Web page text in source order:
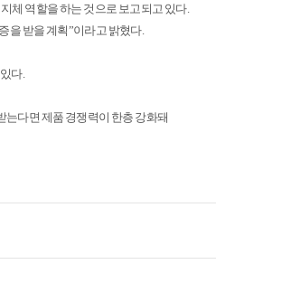
체 역할을 하는 것으로 보고되고 있다.
을 받을 계획”이라고 밝혔다.
다.
는다면 제품 경쟁력이 한층 강화돼